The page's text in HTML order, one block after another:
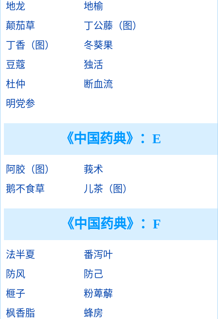
地龙
地榆
颠茄草
丁公藤（图）
丁香（图）
冬葵果
豆蔻
独活
杜仲
断血流
明党参
《中国药典》：E
阿胶（图）
莪术
鹅不食草
儿茶（图）
《中国药典》：F
法半夏
番泻叶
防风
防己
榧子
粉萆薢
枫香脂
蜂房